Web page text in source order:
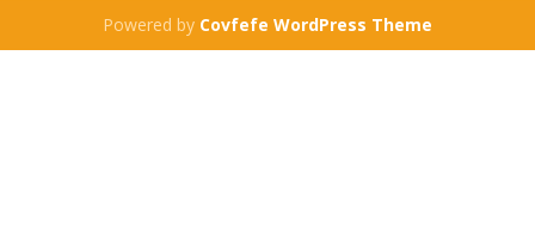
Powered by Covfefe WordPress Theme